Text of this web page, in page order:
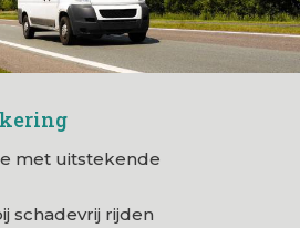
met uitstekende
schadevrij rijden